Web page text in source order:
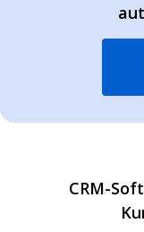
CRM-